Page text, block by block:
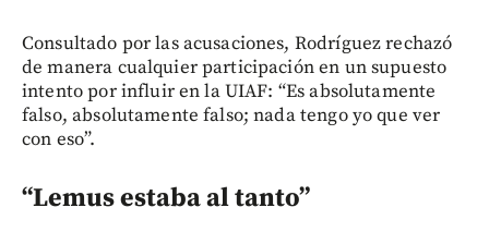
Consultado por las acusaciones, Rodríguez rechazó
de manera cualquier participación en un supuesto
intento por influir en la UIAF: “Es absolutamente
falso, absolutamente falso; nada tengo yo que ver
con eso”.
“Lemus estaba al tanto”